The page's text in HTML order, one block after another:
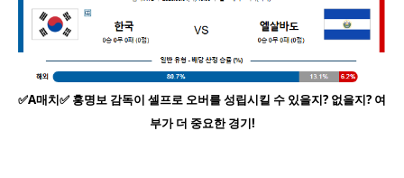
✅A매치✅ 홍명보 감독이 셀프로 오버를 성립시킬 수 있을지? 없을지? 여
부가 더 중요한 경기!